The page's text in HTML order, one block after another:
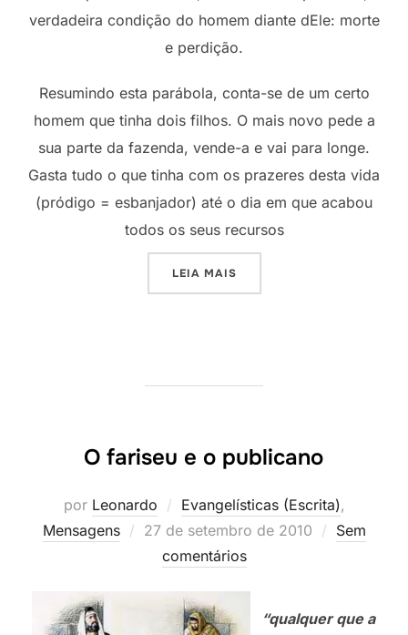
verdadeira condição do homem diante dEle: morte
e perdição.
Resumindo esta parábola, conta-se de um certo
homem que tinha dois filhos. O mais novo pede a
sua parte da fazenda, vende-a e vai para longe.
Gasta tudo o que tinha com os prazeres desta vida
(pródigo = esbanjador) até o dia em que acabou
todos os seus recursos
LEIA MAIS“NÃO COMA COM OS
O fariseu e o publicano
por Leonardo Evangelísticas (Escrita),
Mensagens
Postado
em
27 de setembro de 2010
Sem
comentários
“qualquer que a